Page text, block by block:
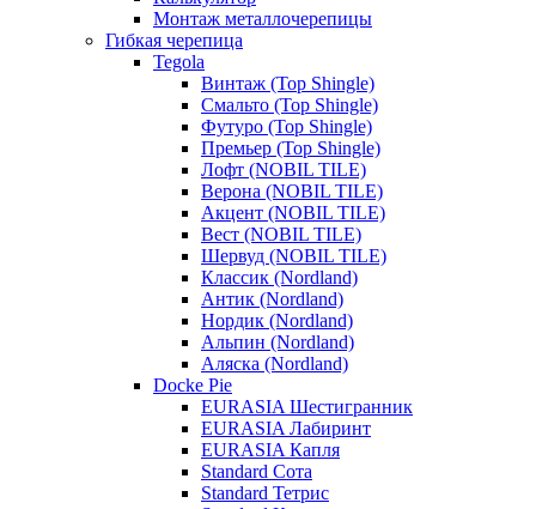
Монтаж металлочерепицы
Гибкая черепица
Tegola
Винтаж (Top Shingle)
Смальто (Top Shingle)
Футуро (Top Shingle)
Премьер (Top Shingle)
Лофт (NOBIL TILE)
Верона (NOBIL TILE)
Акцент (NOBIL TILE)
Вест (NOBIL TILE)
Шервуд (NOBIL TILE)
Классик (Nordland)
Антик (Nordland)
Нордик (Nordland)
Альпин (Nordland)
Аляска (Nordland)
Docke Pie
EURASIA Шестигранник
EURASIA Лабиринт
EURASIA Капля
Standard Сота
Standard Тетрис